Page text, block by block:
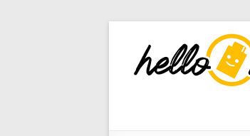
HelloBricks
Blog LEGO,
nouveaut�s